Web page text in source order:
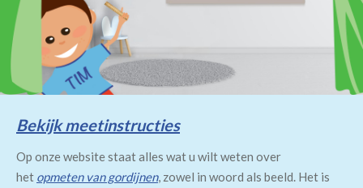
Bekijk meetinstructies
Op onze website staat alles wat u wilt weten over
het opmeten van gordijnen, zowel in woord als beeld. Het is